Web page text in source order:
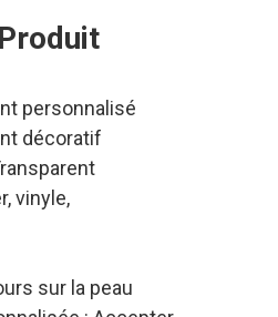
personnalisé
décoratif
vinyle,
sur la peau